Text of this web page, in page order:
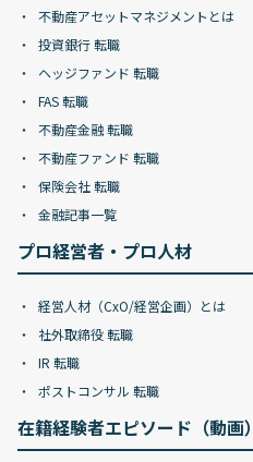
不動産アセットマネジメントとは
投資銀行 転職
ヘッジファンド 転職
FAS 転職
不動産金融 転職
不動産ファンド 転職
保険会社 転職
金融記事一覧
プロ経営者・プロ人材
経営人材（CxO/経営企画）とは
社外取締役 転職
IR 転職
ポストコンサル 転職
在籍経験者エピソード（動画）